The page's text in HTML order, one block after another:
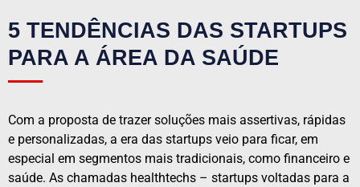
5 TENDÊNCIAS DAS STARTUPS
PARA A ÁREA DA SAÚDE
Com a proposta de trazer soluções mais assertivas, rápidas
e personalizadas, a era das startups veio para ficar, em
especial em segmentos mais tradicionais, como financeiro e
saúde. As chamadas healthtechs – startups voltadas para a